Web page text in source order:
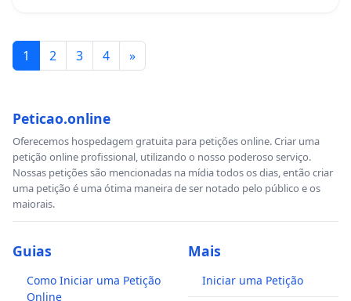
1 2 3 4 »
Peticao.online
Oferecemos hospedagem gratuita para petições online. Criar uma
petição online profissional, utilizando o nosso poderoso serviço.
Nossas petições são mencionadas na mídia todos os dias, então criar
uma petição é uma ótima maneira de ser notado pelo público e os
maiorais.
Guias
Como Iniciar uma Petição
Online
Mais
Iniciar uma Petição